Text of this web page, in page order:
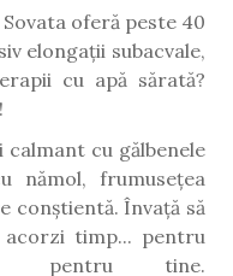
oferă peste 40
elongații subacvale,
cu apă sărată?
calmant cu gălbenele
nămol, frumusețea
conștientă. Învață să
timp... pentru
pentru tine.